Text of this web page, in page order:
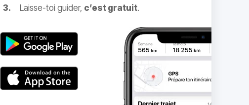
Laisse-toi guider, c’est gratuit.